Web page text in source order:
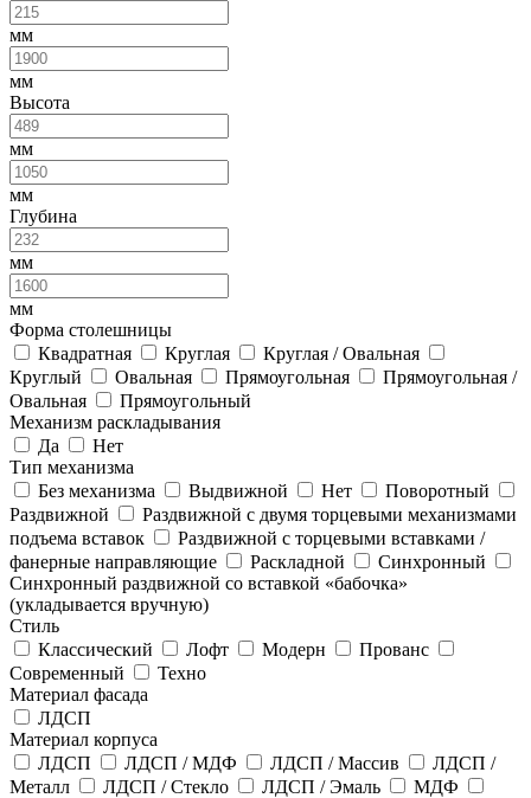
мм
мм
Высота
мм
мм
Глубина
мм
мм
Форма столешницы
Квадратная
Круглая
Круглая / Овальная
Круглый
Овальная Прямоугольная
Прямоугольная /
Овальная
Прямоугольный
Механизм раскладывания
Да
Нет
Тип механизма
Без механизма
Выдвижной Нет
Поворотный
Раздвижной
Раздвижной с двумя торцевыми механизмами
подъема вставок
Раздвижной с торцевыми вставками /
фанерные направляющие
Раскладной
Синхронный
Синхронный раздвижной со вставкой «бабочка»
(укладывается вручную)
Стиль
Классический
Лофт Модерн
Прованс
Современный
Техно
Материал фасада
ЛДСП
Материал корпуса
ЛДСП
ЛДСП / МДФ ЛДСП / Массив
ЛДСП /
Металл
ЛДСП / Стекло ЛДСП / Эмаль
МДФ